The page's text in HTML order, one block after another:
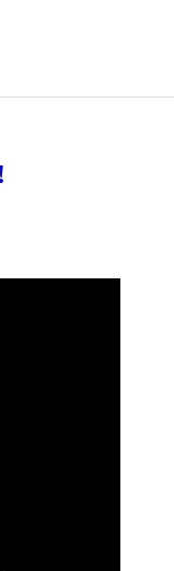
!